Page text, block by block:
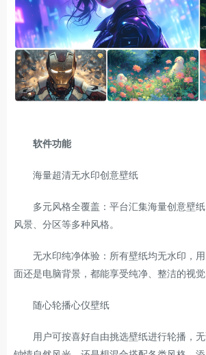
软件功能
海量超清无水印创意壁纸
多元风格全覆盖：平台汇集海量创意壁纸
风景、分区等多种风格。
无水印纯净体验：所有壁纸均无水印，用
面还是电脑背景，都能享受纯净、整洁的视觉
随心轮播心仪壁纸
用户可按喜好自由挑选壁纸进行轮播，无